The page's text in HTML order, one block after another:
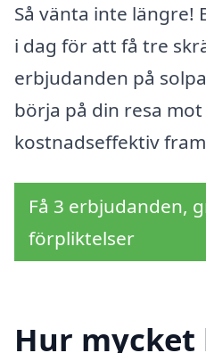
Så vänta inte längre!
i dag för att få tre
erbjudanden på
börja på din resa
kostnadseffektiv
Få 3 erbjudanden,
förpliktelser
Hur mycket